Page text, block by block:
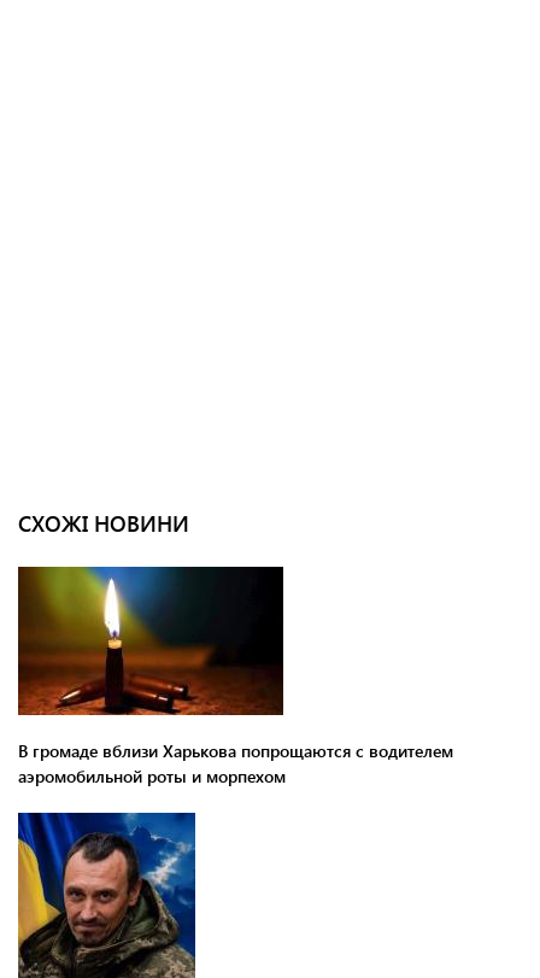
СХОЖІ НОВИНИ
В громаде вблизи Харькова попрощаются с водителем
аэромобильной роты и морпехом